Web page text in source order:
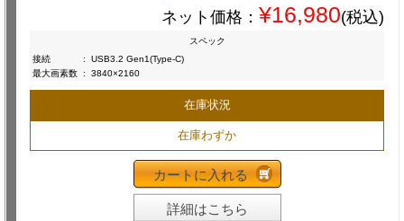
ネット価格： ¥16,980(税込)
スペック
接続
:
USB3.2 Gen1(Type-C)
最大画素数 : 3840×2160
在庫状況
在庫わずか
カートに入れる
詳細はこちら